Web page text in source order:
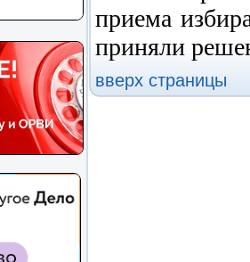
приема
приняли
вверх страницы